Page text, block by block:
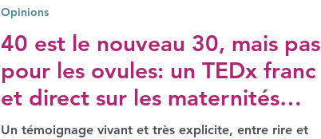
40 est le nouveau 30, mais pas
pour les ovules: un TEDx franc
et direct sur les maternités
tardives
Un témoignage vivant et très explicite, entre rire et
Opinions